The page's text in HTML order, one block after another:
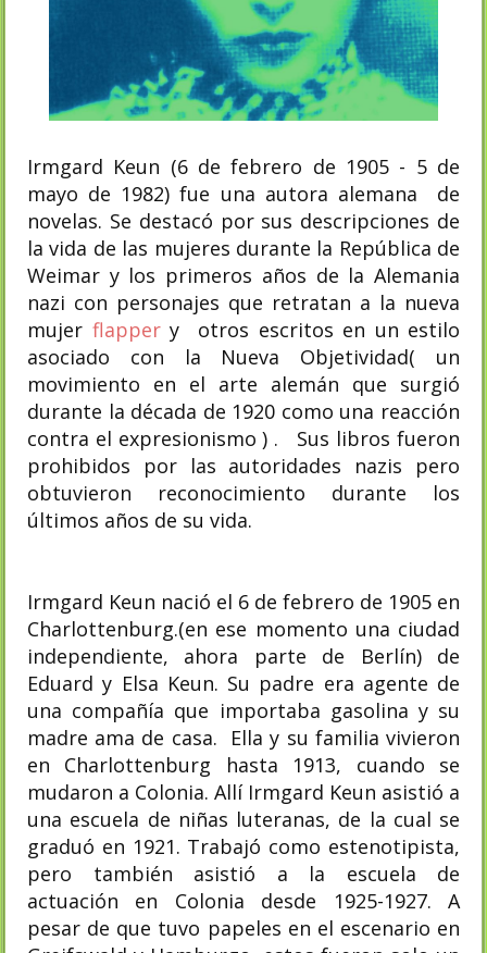
Irmgard Keun (6 de febrero de 1905 - 5 de
mayo de 1982) fue una autora alemana de
novelas. Se destacó por sus descripciones de
la vida de las mujeres durante la República de
Weimar y los primeros años de la Alemania
nazi con personajes que retratan a la nueva
mujer flappery otros escritos en un estilo
asociado con la Nueva Objetividad( un
movimiento en el arte alemán que surgió
durante la década de 1920 como una reacción
contra el expresionismo ) . Sus libros fueron
prohibidos por las autoridades nazis pero
obtuvieron reconocimiento durante los
últimos años de su vida.
Irmgard Keun nació el 6 de febrero de 1905 en
Charlottenburg.(en ese momento una ciudad
independiente, ahora parte de Berlín) de
Eduard y Elsa Keun. Su padre era agente de
una compañía que importaba gasolina y su
madre ama de casa. Ella y su familia vivieron
en Charlottenburg hasta 1913, cuando se
mudaron a Colonia. Allí Irmgard Keun asistió a
una escuela de niñas luteranas, de la cual se
graduó en 1921. Trabajó como estenotipista,
pero también asistió a la escuela de
actuación en Colonia desde 1925-1927. A
pesar de que tuvo papeles en el escenario en